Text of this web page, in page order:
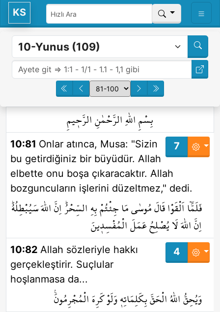
KS
بِسْمِ اللّٰهِ الرَّحْمٰنِ الرَّح۪يمِ
7
10:81 Onlar atınca, Musa: "Sizin
bu getirdiğiniz bir büyüdür. Allah
elbette onu boşa çıkaracaktır. Allah
bozguncuların işlerini düzeltmez," dedi.
فَلَمَّٓا اَلْقَوْا قَالَ مُوسٰى مَا جِئْتُمْ بِهِ السِّحْرُۜ اِنَّ اللّٰهَ سَيُبْطِلُهُۜ
اِنَّ اللّٰهَ لَا يُصْلِحُ عَمَلَ الْمُفْسِد۪ينَ
4
10:82 Allah sözleriyle hakkı
gerçekleştirir. Suçlular
hoşlanmasa da...
وَيُحِقُّ اللّٰهُ الْحَقَّ بِكَلِمَاتِه۪ وَلَوْ كَرِهَ الْمُجْرِمُونَ۟